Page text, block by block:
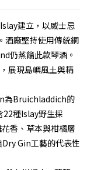
建立，以威士忌
廠堅持使用傳統銅
仍蒸餾此款琴酒。
展現島嶼風土與精
為Bruichladdich的
22種Islay野生採
香、草本與柑橘層
Gin工藝的代表性